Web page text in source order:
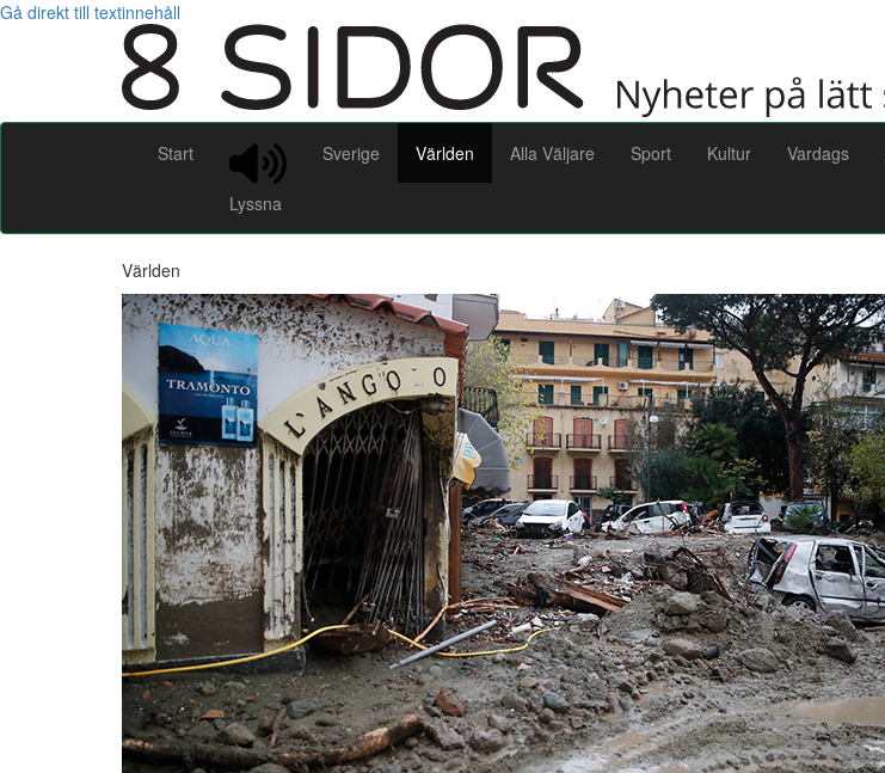
Gå direkt till textinnehåll
Start
Lyssna
Sverige Världen Alla Väljare Sport Kultur Vardags
Världen